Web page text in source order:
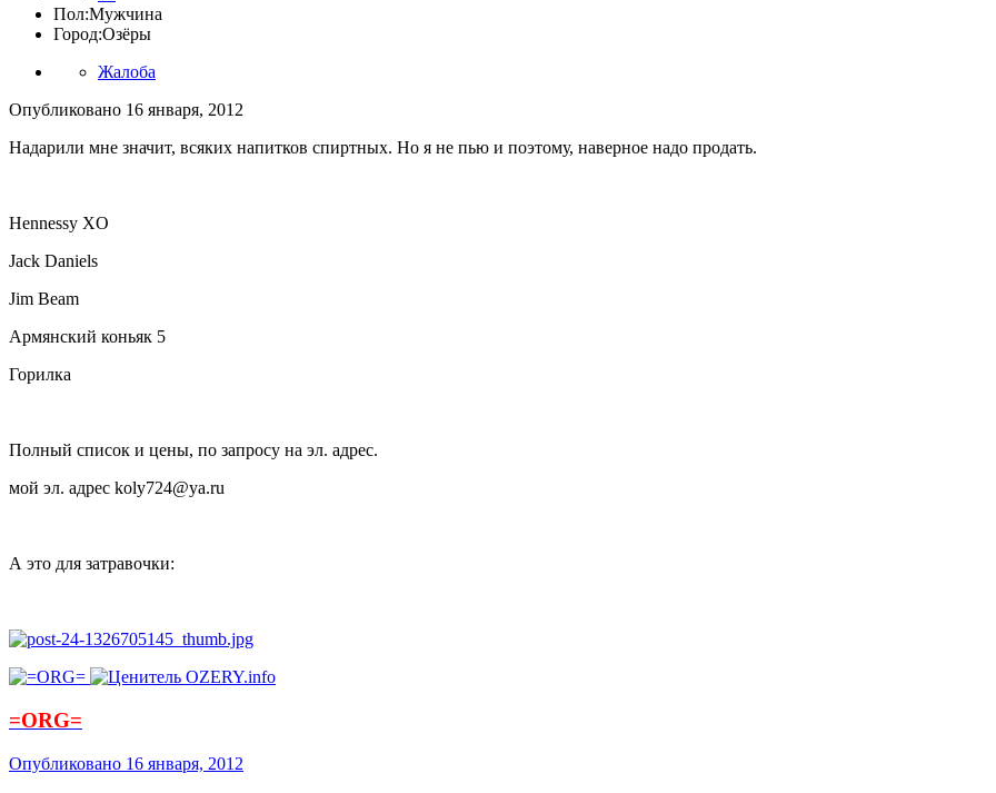
Пол:Мужчина
Город:Озёры
Жалоба
Опубликовано 16 января, 2012
Надарили мне значит, всяких напитков спиртных. Но я не пью и поэтому, наверное надо продать.
Hennessy XO
Jack Daniels
Jim Beam
Армянский коньяк 5
Горилка
Полный список и цены, по запросу на эл. адрес.
мой эл. адрес koly724@ya.ru
А это для затравочки:
=ORG=
Опубликовано 16 января, 2012